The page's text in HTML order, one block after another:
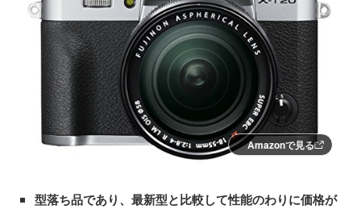
Amazonで見る
型落ち品であり、最新型と比較して性能のわりに価格が